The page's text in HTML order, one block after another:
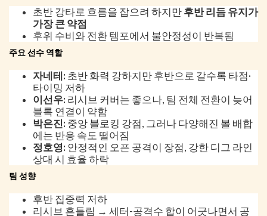
초반 강타로 흐름을 잡으려 하지만 후반 리듬 유지가
가장 큰 약점
후위 수비와 전환 템포에서 불안정성이 반복됨
주요 선수 역할
자네테: 초반 화력 강하지만 후반으로 갈수록 타점·
타이밍 저하
이선우: 리시브 커버는 좋으나, 팀 전체 전환이 늦어
블록 연결이 약함
박은진: 중앙 블로킹 강점, 그러나 다양해진 볼 배합
에는 반응 속도 떨어짐
정호영: 안정적인 오픈 공격이 장점, 강한 디그 라인
상대 시 효율 하락
팀 성향
후반 집중력 저하
리시브 흔들림 → 세터-공격수 합이 어긋나면서 공